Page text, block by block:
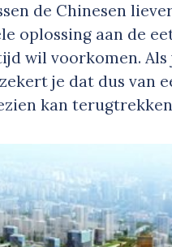
de Chinesen
oplossing aan de
wil voorkomen.
je dat dus van
kan